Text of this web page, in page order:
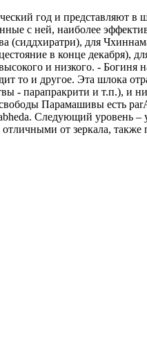
год и представляют в
с ней, наиболее
(сиддхиратри), для
в конце декабря),
и низкого. - Богиня
то и другое. Эта шлока
парапракрити и т.п.), и
Парамашивы есть
Следующий уровень
от зеркала,